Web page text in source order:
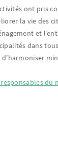
ont pris
la vie des
et
dans
du